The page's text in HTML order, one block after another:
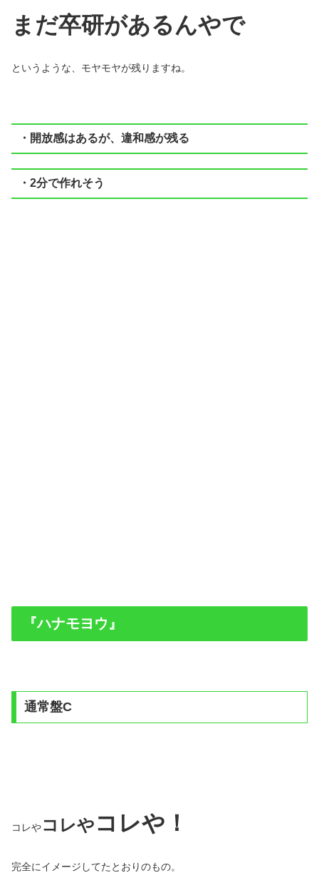
まだ卒研があるんやで
というような、モヤモヤが残りますね。
・開放感はあるが、違和感が残る
・2分で作れそう
『ハナモヨウ』
通常盤C
コレやコレやコレや！
完全にイメージしてたとおりのもの。